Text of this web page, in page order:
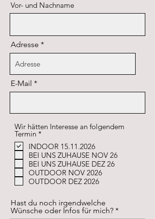
Vor- und Nachname
Adresse
E-Mail
Wir hätten Interesse an folgendem
Termin *
l
i
c
h
t
f
d
INDOOR 15.11.2026
BEI UNS ZUHAUSE NOV 26
BEI UNS ZUHAUSE DEZ 26
OUTDOOR NOV 2026
OUTDOOR DEZ 2026
Hast du noch irgendwelche
Wünsche oder Infos für mich?